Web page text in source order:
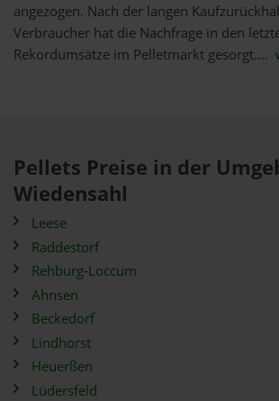
angezogen. Nach der langen
Verbraucher hat die Nachfrage in den
Rekordumsätze im Pelletmarkt gesorgt....
Pellets Preise in der
Wiedensahl
Leese
Raddestorf
Rehburg-Loccum
Ahnsen
Beckedorf
Lindhorst
Heuerßen
Lüdersfeld